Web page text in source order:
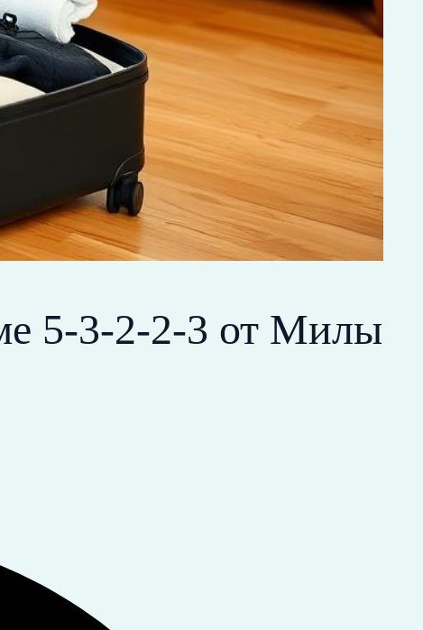
5‑3‑2‑2‑3 от Милы